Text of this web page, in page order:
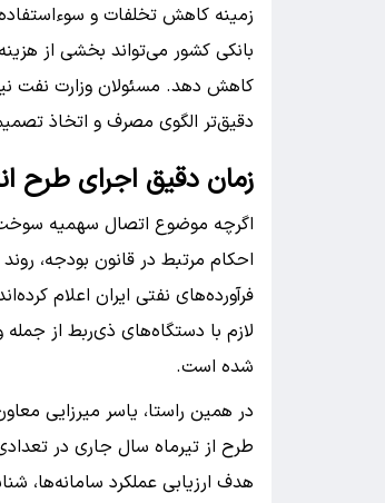
زمینه کاهش تخلفات و
بانکی کشور می‌تواند بخشی از
کاهش دهد. مسئولان وزارت نفت
دقیق‌تر الگوی مصرف و اتخاذ
زمان دقیق اجرای طرح
اگرچه موضوع اتصال سهمیه
احکام مرتبط در قانون بودجه،
فرآورده‌های نفتی ایران اعلام
لازم با دستگاه‌های ذی‌ربط از جمله
شده است.
در همین راستا، یاسر میرزایی
طرح از تیرماه سال جاری در
هدف ارزیابی عملکرد سامانه‌ها،